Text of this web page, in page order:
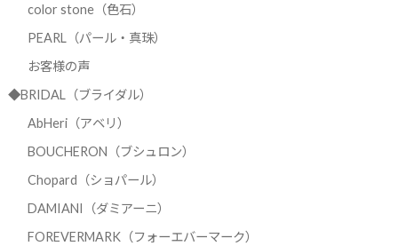
color stone（色石）
PEARL（パール・真珠）
お客様の声
◆BRIDAL（ブライダル）
AbHeri（アベリ）
BOUCHERON（ブシュロン）
Chopard（ショパール）
DAMIANI（ダミアーニ）
FOREVERMARK（フォーエバーマーク）